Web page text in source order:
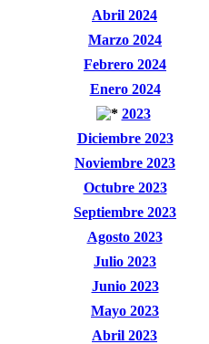
Abril 2024
Marzo 2024
Febrero 2024
Enero 2024
2023
Diciembre 2023
Noviembre 2023
Octubre 2023
Septiembre 2023
Agosto 2023
Julio 2023
Junio 2023
Mayo 2023
Abril 2023